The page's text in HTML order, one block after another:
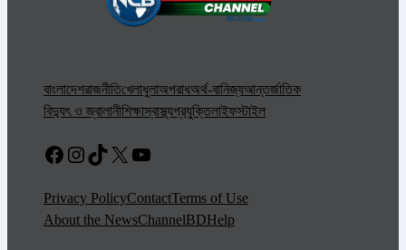
বাংলাদেশরাজনীতিখেলাধুলাঅপরাধঅর্থ-বানিজ্যআন্তর্জাতিক
বিদ্যুৎ ও জ্বালানীশিক্ষাস্বাস্থ্যপ্রযুক্তিলাইফস্টাইল
Facebook
Instagram
TikTok
X YouTube
Privacy PolicyContactTerms of Use
About the NewsChannelBDHelp